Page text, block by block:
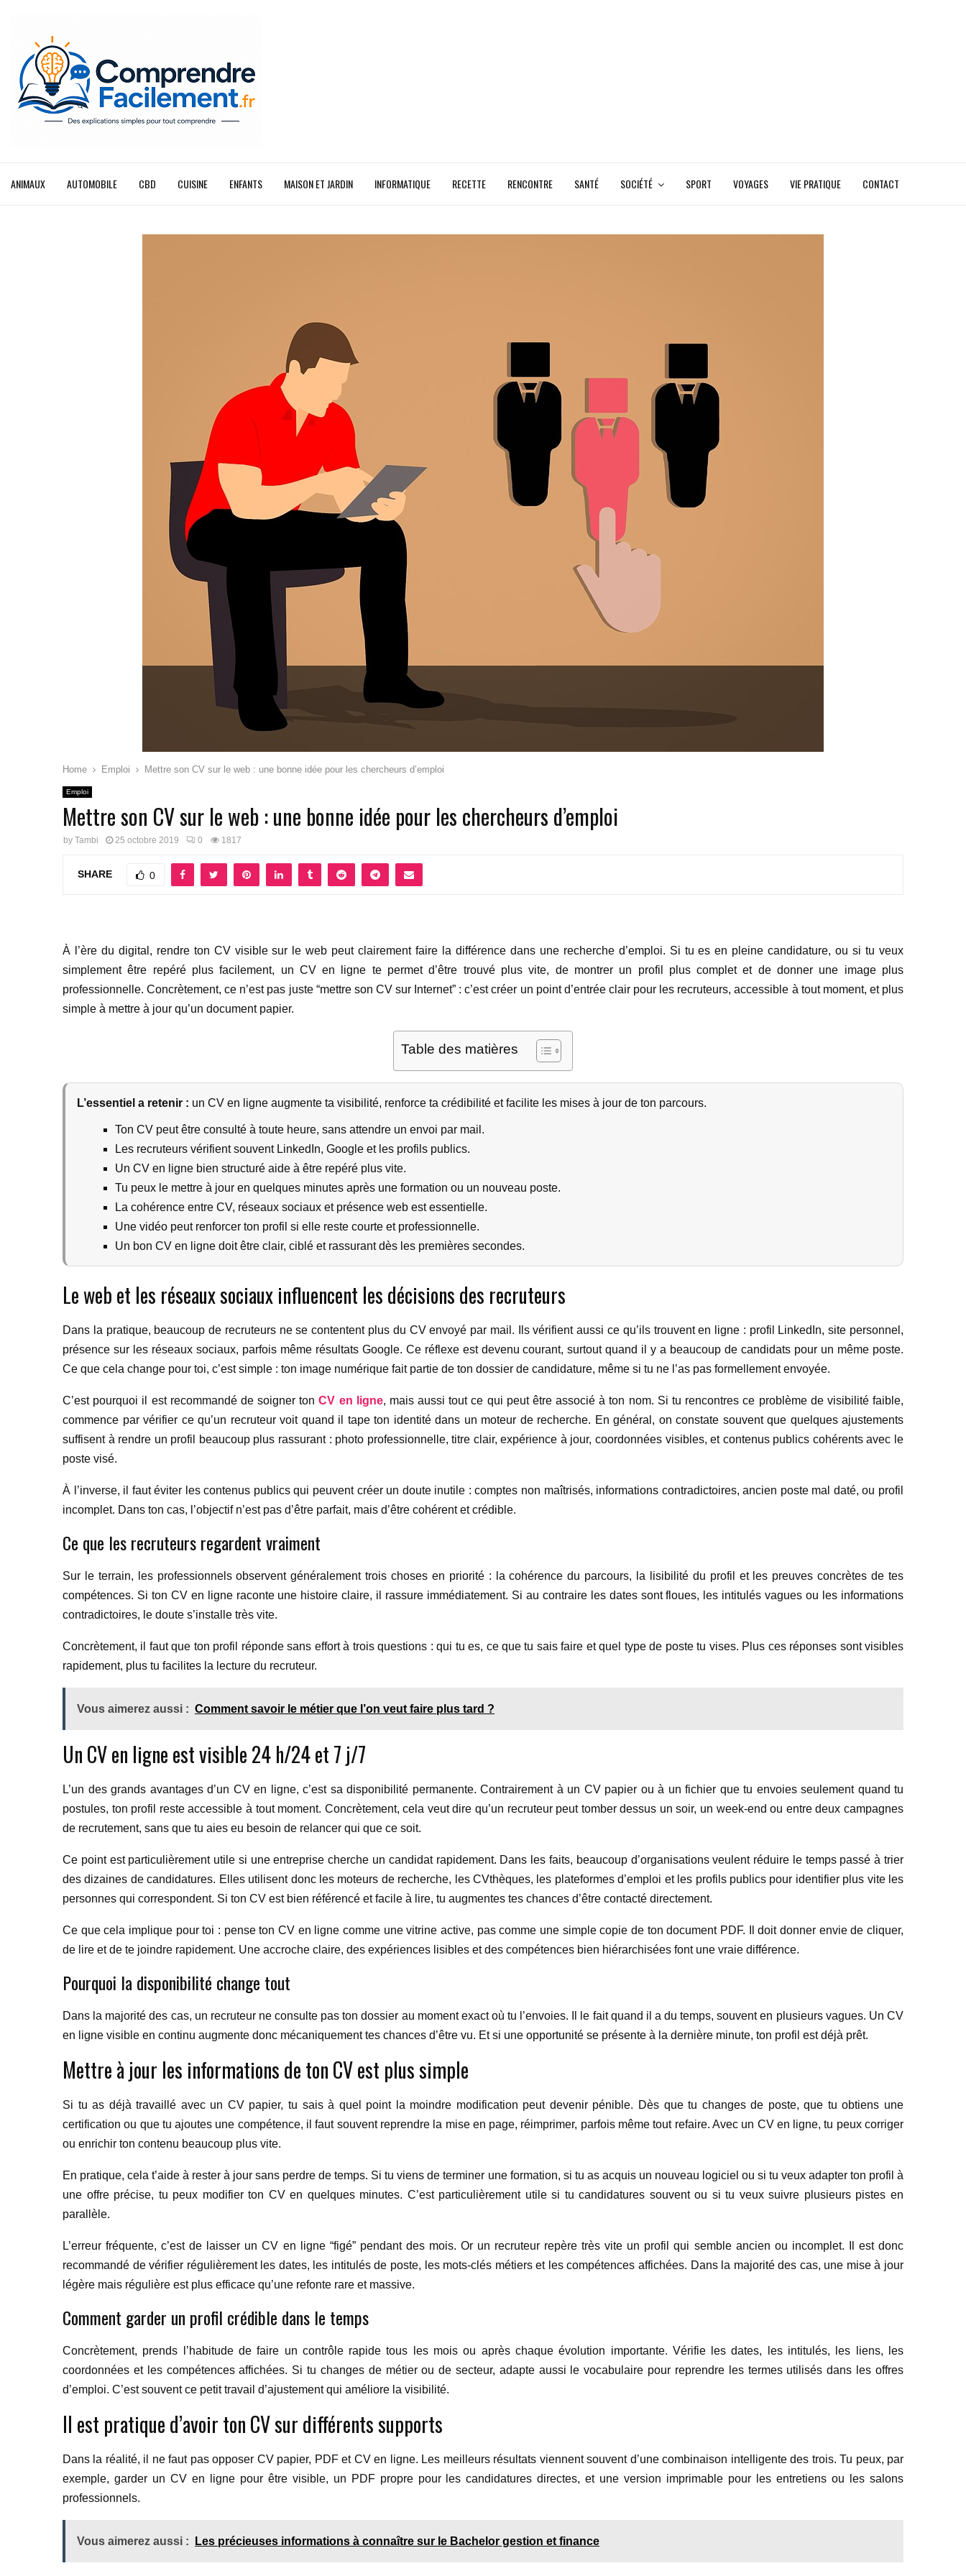
ANIMAUX AUTOMOBILE CBD CUISINE ENFANTS MAISON ET JARDIN INFORMATIQUE RECETTE RENCONTRE SANTÉ SOCIÉTÉ SPORT VOYAGES VIE PRATIQUE CONTACT
Home Emploi Mettre son CV sur le web : une bonne idée pour les chercheurs d’emploi
Emploi
Mettre son CV sur le web : une bonne idée pour les chercheurs d’emploi
by Tambi 25 octobre 2019 0 1817
SHARE 0
À l’ère du digital, rendre ton CV visible sur le web peut clairement faire la différence dans une recherche d’emploi. Si tu es en pleine candidature, ou si tu veux
simplement être repéré plus facilement, un CV en ligne te permet d’être trouvé plus vite, de montrer un profil plus complet et de donner une image plus
professionnelle. Concrètement, ce n’est pas juste “mettre son CV sur Internet” : c’est créer un point d’entrée clair pour les recruteurs, accessible à tout moment, et plus
simple à mettre à jour qu’un document papier.
Table des matières
L’essentiel a retenir : un CV en ligne augmente ta visibilité, renforce ta crédibilité et facilite les mises à jour de ton parcours.
Ton CV peut être consulté à toute heure, sans attendre un envoi par mail.
Les recruteurs vérifient souvent LinkedIn, Google et les profils publics.
Un CV en ligne bien structuré aide à être repéré plus vite.
Tu peux le mettre à jour en quelques minutes après une formation ou un nouveau poste.
La cohérence entre CV, réseaux sociaux et présence web est essentielle.
Une vidéo peut renforcer ton profil si elle reste courte et professionnelle.
Un bon CV en ligne doit être clair, ciblé et rassurant dès les premières secondes.
Le web et les réseaux sociaux influencent les décisions des recruteurs
Dans la pratique, beaucoup de recruteurs ne se contentent plus du CV envoyé par mail. Ils vérifient aussi ce qu’ils trouvent en ligne : profil LinkedIn, site personnel,
présence sur les réseaux sociaux, parfois même résultats Google. Ce réflexe est devenu courant, surtout quand il y a beaucoup de candidats pour un même poste.
Ce que cela change pour toi, c’est simple : ton image numérique fait partie de ton dossier de candidature, même si tu ne l’as pas formellement envoyée.
C’est pourquoi il est recommandé de soigner tonCV en ligne, mais aussi tout ce qui peut être associé à ton nom. Si tu rencontres ce problème de visibilité faible,
commence par vérifier ce qu’un recruteur voit quand il tape ton identité dans un moteur de recherche. En général, on constate souvent que quelques ajustements
suffisent à rendre un profil beaucoup plus rassurant : photo professionnelle, titre clair, expérience à jour, coordonnées visibles, et contenus publics cohérents avec le
poste visé.
À l’inverse, il faut éviter les contenus publics qui peuvent créer un doute inutile : comptes non maîtrisés, informations contradictoires, ancien poste mal daté, ou profil
incomplet. Dans ton cas, l’objectif n’est pas d’être parfait, mais d’être cohérent et crédible.
Ce que les recruteurs regardent vraiment
Sur le terrain, les professionnels observent généralement trois choses en priorité : la cohérence du parcours, la lisibilité du profil et les preuves concrètes de tes
compétences. Si ton CV en ligne raconte une histoire claire, il rassure immédiatement. Si au contraire les dates sont floues, les intitulés vagues ou les informations
contradictoires, le doute s’installe très vite.
Concrètement, il faut que ton profil réponde sans effort à trois questions : qui tu es, ce que tu sais faire et quel type de poste tu vises. Plus ces réponses sont visibles
rapidement, plus tu facilites la lecture du recruteur.
Vous aimerez aussi : Comment savoir le métier que l’on veut faire plus tard ?
Un CV en ligne est visible 24 h/24 et 7 j/7
L’un des grands avantages d’un CV en ligne, c’est sa disponibilité permanente. Contrairement à un CV papier ou à un fichier que tu envoies seulement quand tu
postules, ton profil reste accessible à tout moment. Concrètement, cela veut dire qu’un recruteur peut tomber dessus un soir, un week-end ou entre deux campagnes
de recrutement, sans que tu aies eu besoin de relancer qui que ce soit.
Ce point est particulièrement utile si une entreprise cherche un candidat rapidement. Dans les faits, beaucoup d’organisations veulent réduire le temps passé à trier
des dizaines de candidatures. Elles utilisent donc les moteurs de recherche, les CVthèques, les plateformes d’emploi et les profils publics pour identifier plus vite les
personnes qui correspondent. Si ton CV est bien référencé et facile à lire, tu augmentes tes chances d’être contacté directement.
Ce que cela implique pour toi : pense ton CV en ligne comme une vitrine active, pas comme une simple copie de ton document PDF. Il doit donner envie de cliquer,
de lire et de te joindre rapidement. Une accroche claire, des expériences lisibles et des compétences bien hiérarchisées font une vraie différence.
Pourquoi la disponibilité change tout
Dans la majorité des cas, un recruteur ne consulte pas ton dossier au moment exact où tu l’envoies. Il le fait quand il a du temps, souvent en plusieurs vagues. Un CV
en ligne visible en continu augmente donc mécaniquement tes chances d’être vu. Et si une opportunité se présente à la dernière minute, ton profil est déjà prêt.
Mettre à jour les informations de ton CV est plus simple
Si tu as déjà travaillé avec un CV papier, tu sais à quel point la moindre modification peut devenir pénible. Dès que tu changes de poste, que tu obtiens une
certification ou que tu ajoutes une compétence, il faut souvent reprendre la mise en page, réimprimer, parfois même tout refaire. Avec un CV en ligne, tu peux corriger
ou enrichir ton contenu beaucoup plus vite.
En pratique, cela t’aide à rester à jour sans perdre de temps. Si tu viens de terminer une formation, si tu as acquis un nouveau logiciel ou si tu veux adapter ton profil à
une offre précise, tu peux modifier ton CV en quelques minutes. C’est particulièrement utile si tu candidatures souvent ou si tu veux suivre plusieurs pistes en
parallèle.
L’erreur fréquente, c’est de laisser un CV en ligne “figé” pendant des mois. Or un recruteur repère très vite un profil qui semble ancien ou incomplet. Il est donc
recommandé de vérifier régulièrement les dates, les intitulés de poste, les mots-clés métiers et les compétences affichées. Dans la majorité des cas, une mise à jour
légère mais régulière est plus efficace qu’une refonte rare et massive.
Comment garder un profil crédible dans le temps
Concrètement, prends l’habitude de faire un contrôle rapide tous les mois ou après chaque évolution importante. Vérifie les dates, les intitulés, les liens, les
coordonnées et les compétences affichées. Si tu changes de métier ou de secteur, adapte aussi le vocabulaire pour reprendre les termes utilisés dans les offres
d’emploi. C’est souvent ce petit travail d’ajustement qui améliore la visibilité.
Il est pratique d’avoir ton CV sur différents supports
Dans la réalité, il ne faut pas opposer CV papier, PDF et CV en ligne. Les meilleurs résultats viennent souvent d’une combinaison intelligente des trois. Tu peux, par
exemple, garder un CV en ligne pour être visible, un PDF propre pour les candidatures directes, et une version imprimable pour les entretiens ou les salons
professionnels.
Vous aimerez aussi : Les précieuses informations à connaître sur le Bachelor gestion et finance